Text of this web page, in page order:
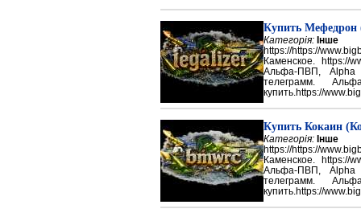
Купить
Категорія: Інше
https://https://
Каменское. https://
Альфа-ПВП, Alpha
телеграмм.
купить.https://
Купить Кокаин
Категорія: Інше
https://https://
Каменское. https://
Альфа-ПВП, Alpha
телеграмм.
купить.https://